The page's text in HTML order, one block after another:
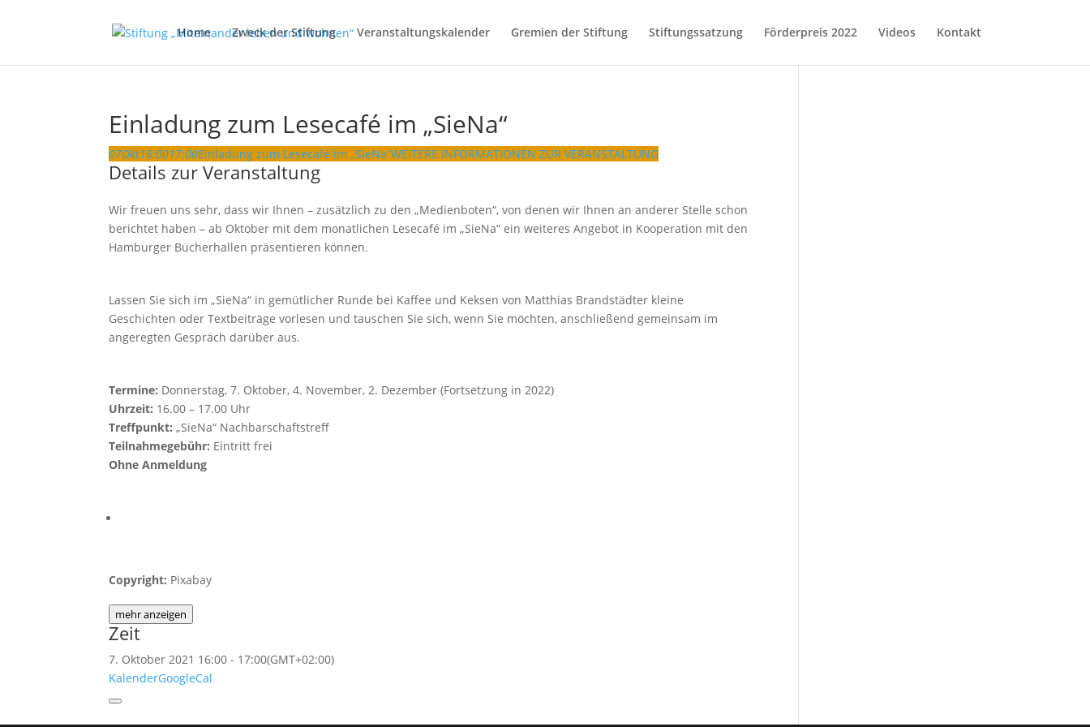
Home Zweck der Stiftung Veranstaltungskalender Gremien der Stiftung Stiftungssatzung Förderpreis 2022 Videos Kontakt
Einladung zum Lesecafé im „SieNa“
07Okt16:0017:00Einladung zum Lesecafé im „SieNa“WEITERE INFORMATIONEN ZUR VERANSTALTUNG
Details zur Veranstaltung
Wir freuen uns sehr, dass wir Ihnen – zusätzlich zu den „Medienboten“, von denen wir Ihnen an anderer Stelle schon
berichtet haben – ab Oktober mit dem monatlichen Lesecafé im „SieNa“ ein weiteres Angebot in Kooperation mit den
Hamburger Bücherhallen präsentieren können.
Lassen Sie sich im „SieNa“ in gemütlicher Runde bei Kaffee und Keksen von Matthias Brandstädter kleine
Geschichten oder Textbeiträge vorlesen und tauschen Sie sich, wenn Sie möchten, anschließend gemeinsam im
angeregten Gespräch darüber aus.
Termine: Donnerstag, 7. Oktober, 4. November, 2. Dezember (Fortsetzung in 2022)
Uhrzeit: 16.00 – 17.00 Uhr
Treffpunkt: „SieNa“ Nachbarschaftstreff
Teilnahmegebühr: Eintritt frei
Ohne Anmeldung
Copyright: Pixabay
mehr anzeigen
Zeit
7. Oktober 2021 16:00 - 17:00(GMT+02:00)
KalenderGoogleCal